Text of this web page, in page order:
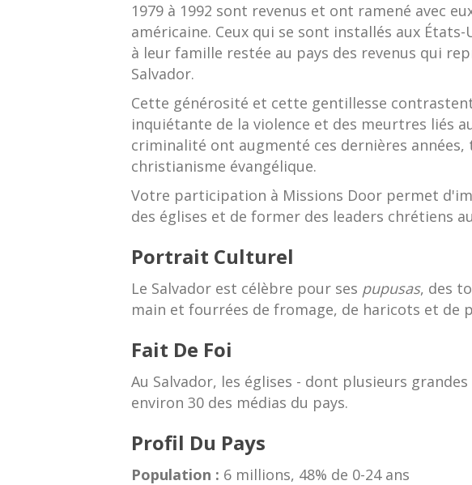
1979 à 1992 sont revenus et ont ramené avec
américaine. Ceux qui se sont installés aux
à leur famille restée au pays des revenus qui
Salvador.
Cette générosité et cette gentillesse
inquiétante de la violence et des meurtres liés
criminalité ont augmenté ces dernières
christianisme évangélique.
Votre participation à Missions Door permet
des églises et de former des leaders chrétiens
Portrait Culturel
Le Salvador est célèbre pour ses pupusas, des
main et fourrées de fromage, de haricots et de
Fait De Foi
Au Salvador, les églises - dont plusieurs
environ 30 des médias du pays.
Profil Du Pays
Population : 6 millions, 48% de 0-24 ans